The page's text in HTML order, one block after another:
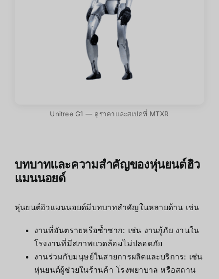
Unitree G1 — ดูราคาและสเปคที่ MTXR
บทบาทและความสำคัญของหุ่นยนต์ฮิว
แมนนอยด์
หุ่นยนต์ฮิวแมนนอยด์มีบทบาทสำคัญในหลายด้าน เช่น
งานที่อันตรายหรือซ้ำซาก: เช่น งานกู้ภัย งานใน
โรงงานที่มีสภาพแวดล้อมไม่ปลอดภัย
งานร่วมกับมนุษย์ในสายการผลิตและบริการ: เช่น
หุ่นยนต์ผู้ช่วยในร้านค้า โรงพยาบาล หรือสถาน